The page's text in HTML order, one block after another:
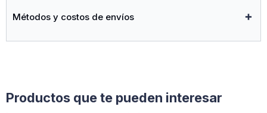
Métodos y costos de envíos
Productos que te pueden interesar